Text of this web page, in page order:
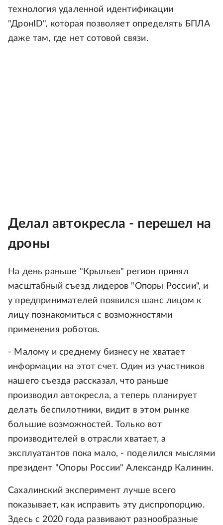
технология удаленной идентификации
"ДронID", которая позволяет определять БПЛА
даже там, где нет сотовой связи.
Делал автокресла - перешел на
дроны
На день раньше "Крыльев" регион принял
масштабный съезд лидеров "Опоры России", и
у предпринимателей появился шанс лицом к
лицу познакомиться с возможностями
применения роботов.
- Малому и среднему бизнесу не хватает
информации на этот счет. Один из участников
нашего съезда рассказал, что раньше
производил автокресла, а теперь планирует
делать беспилотники, видит в этом рынке
большие возможностей. Только вот
производителей в отрасли хватает, а
эксплуатантов пока мало, - поделился мыслями
президент "Опоры России" Александр Калинин.
Сахалинский эксперимент лучше всего
показывает, как исправить эту диспропорцию.
Здесь с 2020 года развивают разнообразные